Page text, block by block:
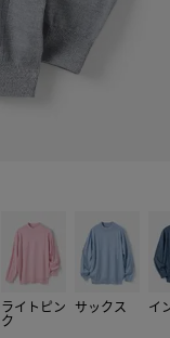
ライトピン
ク
サックス イ